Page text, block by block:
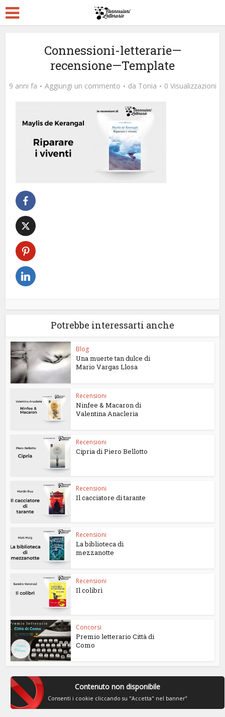
Connessioni-letterarie—
recensione—Template
9 anni fa Aggiungi un commento da Tonia 0 Visualizzazioni
Potrebbe interessarti anche
Blog
Una muerte tan dulce di
Mario Vargas Llosa
Recensioni
Ninfee & Macaron di
Valentina Anacleria
Recensioni
Cipria di Piero Bellotto
Recensioni
Il cacciatore di tarante
Recensioni
La biblioteca di
mezzanotte
Recensioni
Il colibrì
Concorsi
Premio letterario Città di
Como
Contenuto non disponibile
Consenti i cookie cliccando su "Accetta" nel banner"